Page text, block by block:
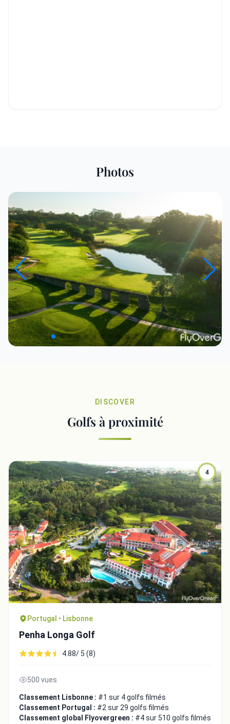
Photos
DISCOVER
Golfs à proximité
4
Portugal • Lisbonne
Penha Longa Golf
4.88/ 5 (8)
500 vues
Classement Lisbonne : #1 sur 4 golfs filmés
Classement Portugal : #2 sur 29 golfs filmés
Classement global Flyovergreen : #4 sur 510 golfs filmés